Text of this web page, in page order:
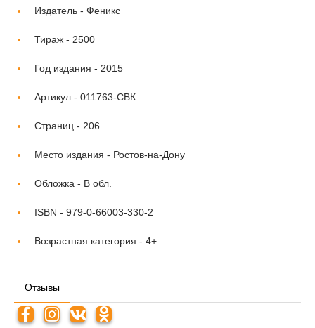
Издатель - Феникс
Тираж - 2500
Год издания - 2015
Артикул - 011763-СВК
Страниц - 206
Место издания - Ростов-на-Дону
Обложка - В обл.
ISBN - 979-0-66003-330-2
Возрастная категория - 4+
Отзывы